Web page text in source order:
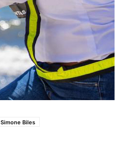
Simone Biles